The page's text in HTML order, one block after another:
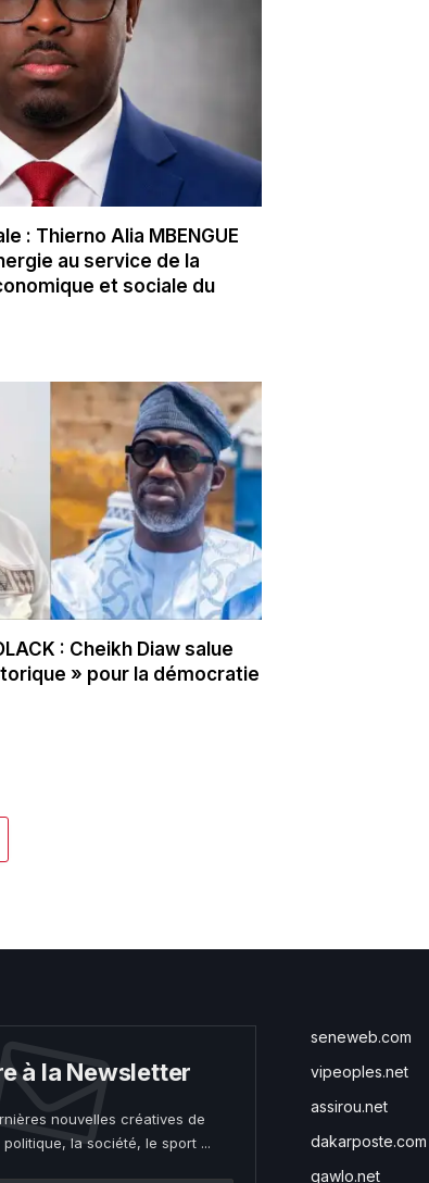
: Thierno Alia MBENGUE
au service de la
et sociale du
: Cheikh Diaw salue
» pour la démocratie
à la Newsletter
nouvelles créatives de
la société, le sport ...
seneweb.com
vipeoples.net
assirou.net
dakarposte.com
gawlo.net